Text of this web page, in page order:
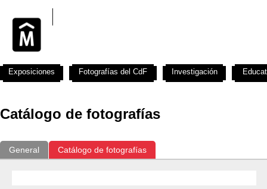
Catálogo de fotografías
General Catálogo de fotografías
Exposiciones Fotografías del CdF Investigación